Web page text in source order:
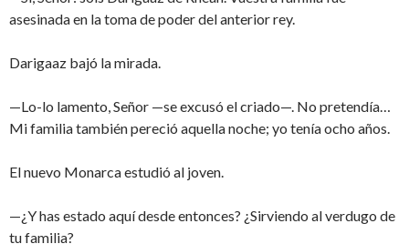
asesinada en la toma de poder del anterior rey.
Darigaaz bajó la mirada.
—Lo-lo lamento, Señor —se excusó el criado—. No pretendía…
Mi familia también pereció aquella noche; yo tenía ocho años.
El nuevo Monarca estudió al joven.
—¿Y has estado aquí desde entonces? ¿Sirviendo al verdugo de
tu familia?